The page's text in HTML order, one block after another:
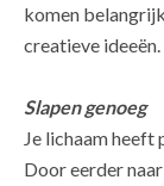
komen
creatieve ideeën.
Slapen genoeg
Je lichaam heeft
Door eerder